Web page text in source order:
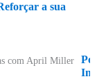
a sua